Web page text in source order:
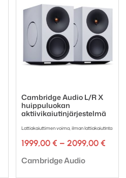
Cambridge Audio L/R X
huippuluokan
aktiivikaiutinjärjestelmä
Lattiakaiuttimen voima, ilman lattiakaiutinta
1999,00 € – 2099,00 €
Tuotemerkki:
Cambridge Audio